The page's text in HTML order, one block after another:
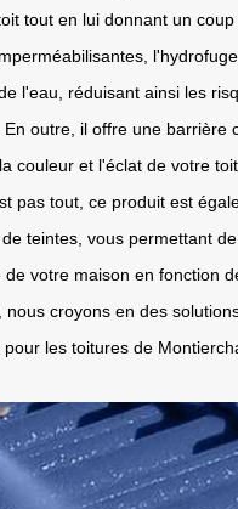
tout en lui donnant un
l'eau, réduisant ainsi les
outre, il offre une barrière
couleur et l'éclat de votre
pas tout, ce produit est
teintes, vous permettant
de votre maison en fonction
nous croyons en des
les toitures de